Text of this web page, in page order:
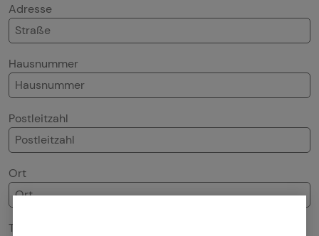
Adresse
Hausnummer
Postleitzahl
Ort
Telefonnummer